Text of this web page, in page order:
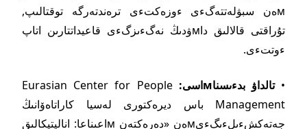
мەن سبۋلەتتەگءى ءوزەكتءى ترەندتەرگە توقتالىپ,
تۇراقتى قالالىق داмۋدىڭ نەگءىزگءى قاعيداتتارىن اتاپ
ءوتتءى.
•تالداۋ بدءىسناмاسى:
Eurasian Center for People
Management باس ديرەكتورى لەسيا كاراتاەۆانىڭ
جەتەكشءىلءىگءىмەن «دەرەكتەن мاعىناعا: اناليتيكالىق